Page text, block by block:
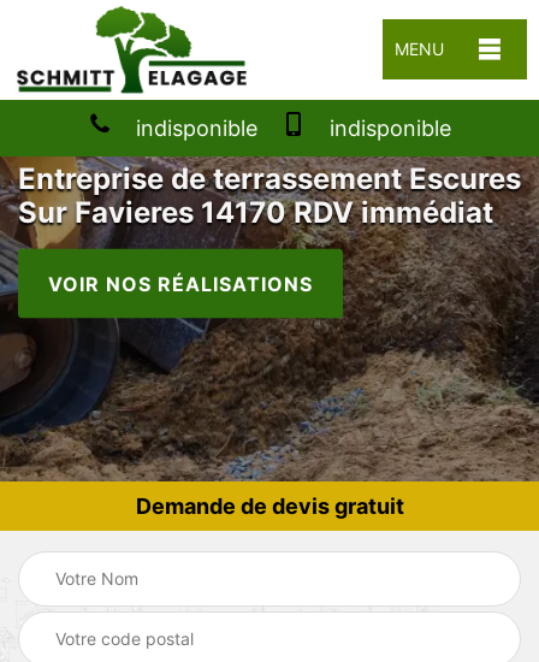
MENU
indisponible indisponible
Entreprise de terrassement Escures
Sur Favieres 14170 RDV immédiat
VOIR NOS RÉALISATIONS
Demande de devis gratuit